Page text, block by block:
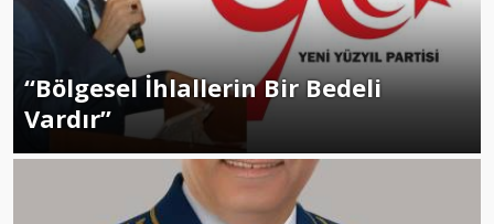
“Bölgesel İhlallerin Bir Bedeli
Vardır”